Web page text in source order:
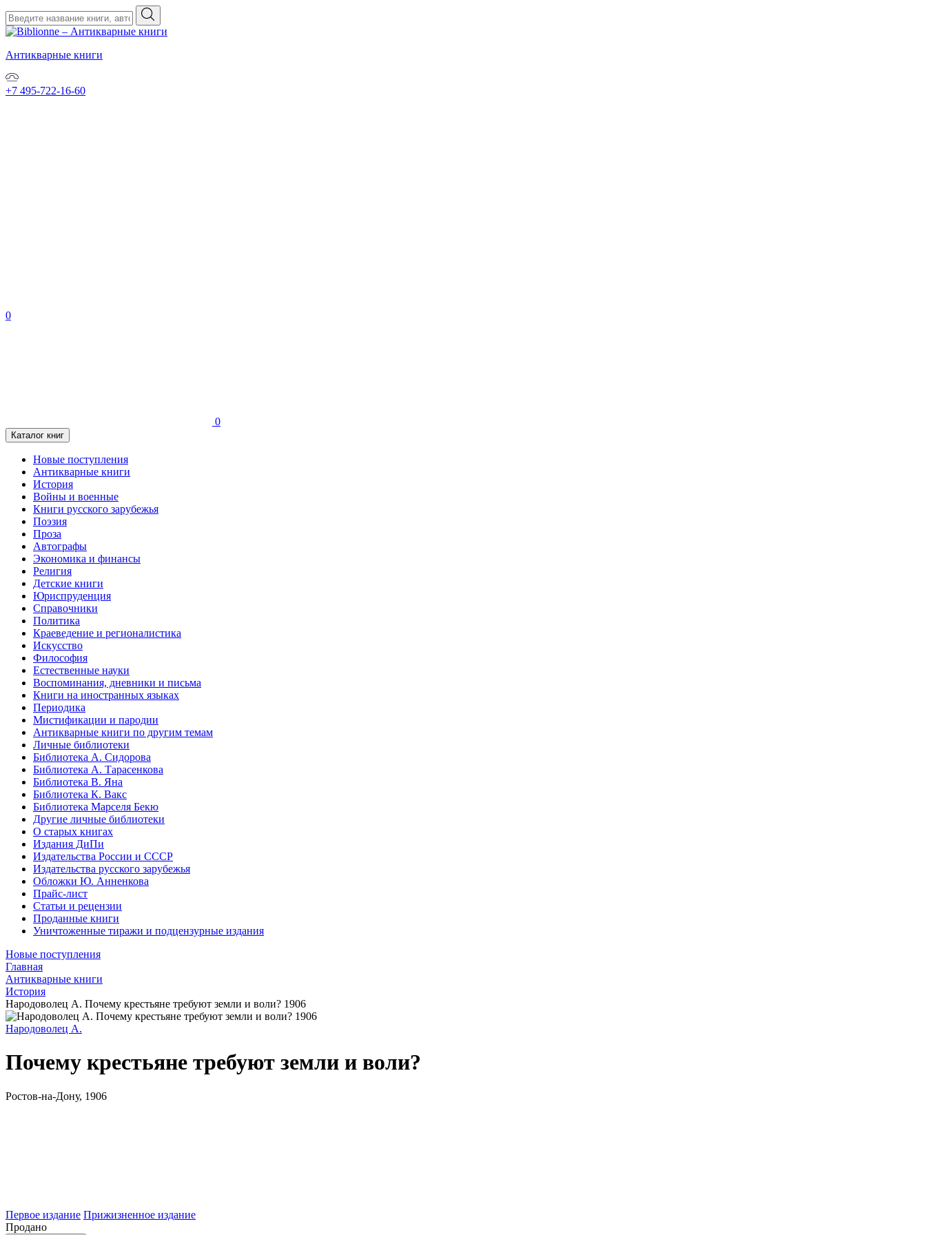
Антикварные книги
+7 495-722-16-60
0
0
Каталог книг
Новые поступления
Антикварные книги
История
Войны и военные
Книги русского зарубежья
Поэзия
Проза
Автографы
Экономика и финансы
Религия
Детские книги
Юриспруденция
Справочники
Политика
Краеведение и регионалистика
Искусство
Философия
Естественные науки
Воспоминания, дневники и письма
Книги на иностранных языках
Периодика
Мистификации и пародии
Антикварные книги по другим темам
Личные библиотеки
Библиотека А. Сидорова
Библиотека А. Тарасенкова
Библиотека В. Яна
Библиотека К. Вакс
Библиотека Марселя Бекю
Другие личные библиотеки
О старых книгах
Издания ДиПи
Издательства России и СССР
Издательства русского зарубежья
Обложки Ю. Анненкова
Прайс-лист
Статьи и рецензии
Проданные книги
Уничтоженные тиражи и подцензурные издания
Новые поступления
Главная
Антикварные книги
История
Народоволец А. Почему крестьяне требуют земли и воли? 1906
Народоволец А.
Почему крестьяне требуют земли и воли?
Ростов-на-Дону, 1906
Первое издание Прижизненное издание
Продано